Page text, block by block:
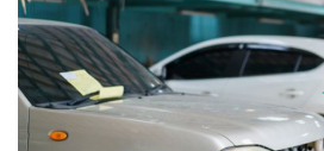
Како ја решаваме
Калкулатор за заштеди